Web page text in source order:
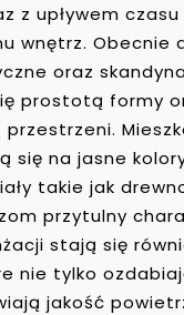
z upływem czasu
wnętrz. Obecnie
oraz
prostotą formy
się na jasne
takie jak
przytulny
stają się
nie tylko
jakość